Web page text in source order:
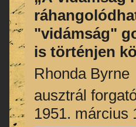
"vidámság"
is történjen
Rhonda Byrne
ausztrál
1951.